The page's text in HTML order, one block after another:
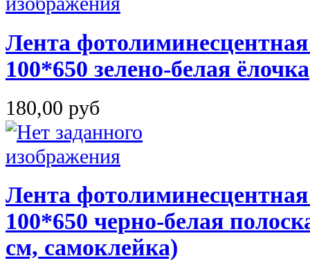
Лента
100*650 зелено-белая ёлочка
180,00 руб
Лента
100*650 черно-белая
см, самоклейка)